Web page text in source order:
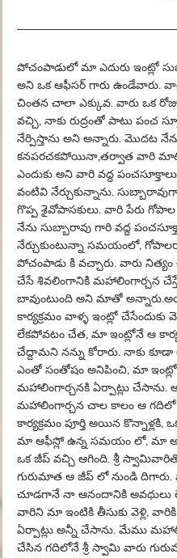
పోచంపాడులో మా ఎదురు ఇంట్లో
అని ఒక ఆఫీసర్ గారు ఉండేవారు.
చింతన చాలా ఎక్కువ. వారు ఒక
వచ్చి, నాకు రుద్రంతో పాటు పంచ
నేర్పిస్తాను అని అన్నారు. మొదట
కనపరచకపోయినా,తర్వాత వారి
ఎందుకు అని వారి వద్ద
వంటివి నేర్చుకున్నాను.
గొప్ప శైవోపాసకులు. వారి పేరు గోపాల
నేను సుబ్బారావు గారి వద్ద
నేర్చుకుంటున్నా సమయంలో,
పోచంపాడు కి వచ్చారు. వారు నిత్యం
చేసే శివలింగానికి మహాలింగార్చన
బావుంటుంది అని మాతో
కార్యక్రమం వాళ్ళ ఇంట్లో చేసేందుకు
లేకపోవటం చేత, మా ఇంట్లోనే ఆ
చేద్దామని నన్ను కోరారు. నాకు కూడా
ఎంతో సంతోషం అనిపించి, మా
మహాలింగార్చనకి ఏర్పాట్లు చేసాను.
మహాలింగార్చన చాల కాలం ఆ గదిలో
కార్యక్రమం పూర్తి అయిన కొన్నాళ్లకి,
మా ఆఫీస్లో ఉన్న సమయం లో, మా
ఒక జీప్ వచ్చి ఆగింది. శ్రీ
గురుమాత ఆ జీప్ లో నుండి
చూడగానే నా ఆనందానికి అవధులు
వారిని మా ఇంటికి తీసుకు వెళ్లి,
ఏర్పాట్లు అన్నీ చేసాను. మేము
చేసిన గదిలోనే శ్రీ స్వామి వారు